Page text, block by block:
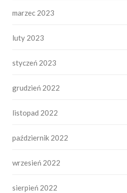
marzec 2023
luty 2023
styczeń 2023
grudzień 2022
listopad 2022
październik 2022
wrzesień 2022
sierpień 2022